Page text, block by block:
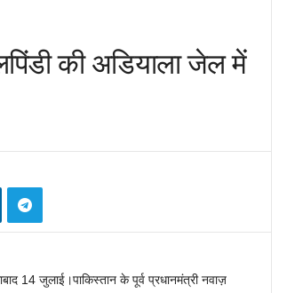
की अडियाला जेल में
14 जुलाई।पाकिस्तान के पूर्व प्रधानमंत्री नवाज़